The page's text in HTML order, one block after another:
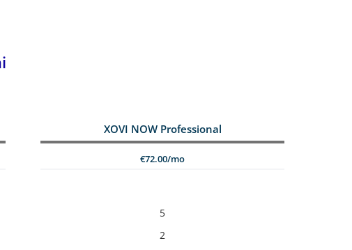
XOVI NOW Professional
€72.00/mo
5
2